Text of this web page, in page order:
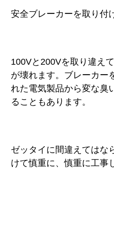
安全ブレーカーを取り付
100Vと200Vを取り違え
が壊れます。ブレーカー
れた電気製品から変な臭
ることもあります。
ゼッタイに間違えてはな
けて慎重に、慎重に工事